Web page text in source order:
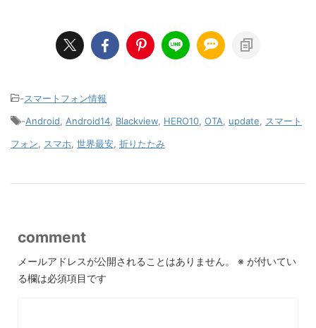
-スマートフォン情報
-Android Android14 Blackview HERO10 OTA update
スマート
フォン
スマホ 世界最安 折りたたみ
comment
メールアドレスが公開されることはありません。 ※ が付いてい
る欄は必須項目です